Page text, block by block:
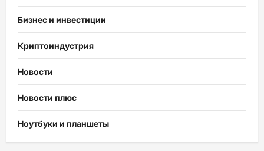
Бизнес и инвестиции
Криптоиндустрия
Новости
Новости плюс
Ноутбуки и планшеты